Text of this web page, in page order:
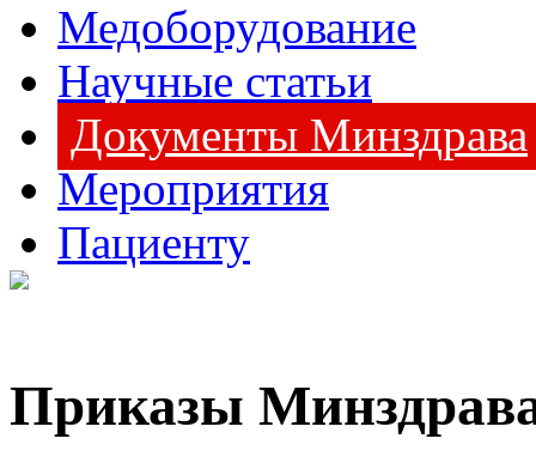
Медоборудование
Научные статьи
Документы Минздрава
Мероприятия
Пациенту
Приказы Минздрава